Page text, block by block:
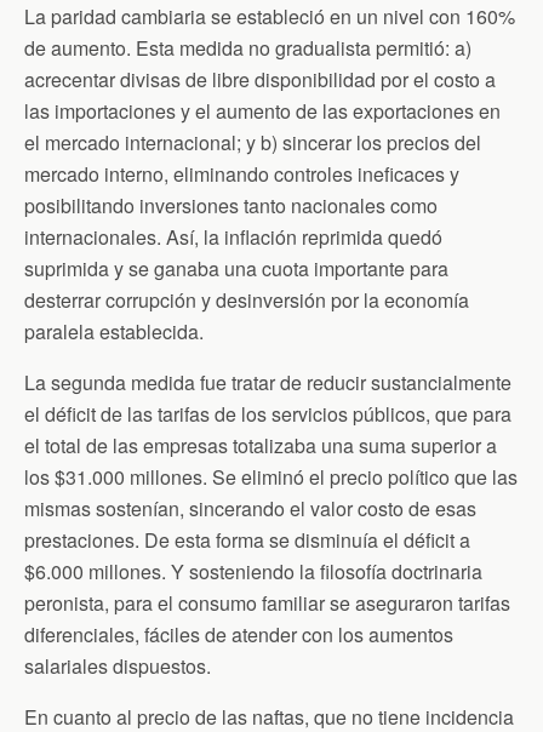
La paridad cambiaria se estableció en un nivel con 160%
de aumento. Esta medida no gradualista permitió: a)
acrecentar divisas de libre disponibilidad por el costo a
las importaciones y el aumento de las exportaciones en
el mercado internacional; y b) sincerar los precios del
mercado interno, eliminando controles ineficaces y
posibilitando inversiones tanto nacionales como
internacionales. Así, la inflación reprimida quedó
suprimida y se ganaba una cuota importante para
desterrar corrupción y desinversión por la economía
paralela establecida.
La segunda medida fue tratar de reducir sustancialmente
el déficit de las tarifas de los servicios públicos, que para
el total de las empresas totalizaba una suma superior a
los $31.000 millones. Se eliminó el precio político que las
mismas sostenían, sincerando el valor costo de esas
prestaciones. De esta forma se disminuía el déficit a
$6.000 millones. Y sosteniendo la filosofía doctrinaria
peronista, para el consumo familiar se aseguraron tarifas
diferenciales, fáciles de atender con los aumentos
salariales dispuestos.
En cuanto al precio de las naftas, que no tiene incidencia